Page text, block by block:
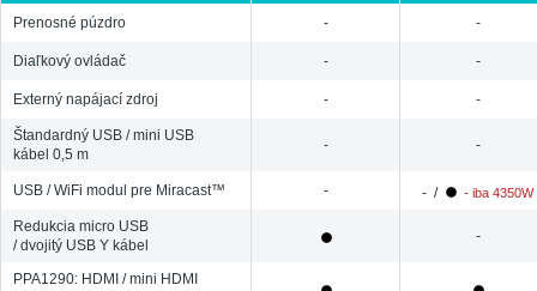
Prenosné púzdro - -
Diaľkový ovládač - -
Externý napájací zdroj - -
Štandardný USB / mini USB
kábel 0,5 m
- -
USB / WiFi modul pre Miracast™ - - / - iba 4350W
Redukcia micro USB
/ dvojitý USB Y kábel
-
PPA1290: HDMI / mini HDMI